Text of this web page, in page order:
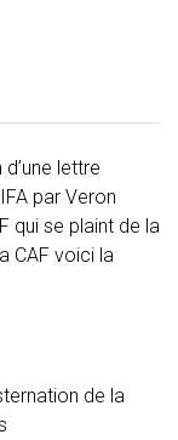
lettre
par Veron
qui se plaint de la
CAF voici la
de la